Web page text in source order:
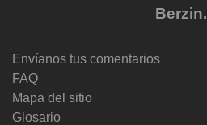
Berzin.
Envíanos tus comentarios
FAQ
Mapa del sitio
Glosario